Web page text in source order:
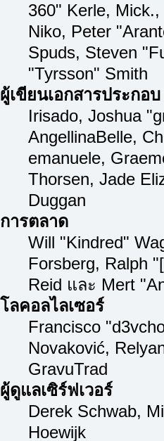
360" Kerle,
Niko, Peter
Spuds, Steven
"Tyrsson" Smith
ผู้เขียนเอกสารประกอบ
Irisado, Joshua
AngellinaBelle,
emanuele,
Thorsen, Jade
Duggan
การตลาด
Will "Kindred"
Forsberg, Ralph
Reid และ Mert
โลคอลไลเซอร์
Francisco
Novaković,
GravuTrad
ผู้ดูแลเซิร์ฟเวอร์
Derek Schwab,
Hoewijk